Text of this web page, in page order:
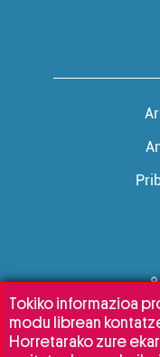
Tokiko informazioa
modu librean
Horretarako zure